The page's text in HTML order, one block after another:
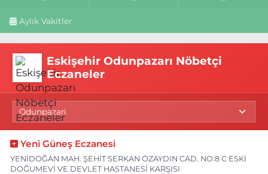
Aylık Vakitler
Eskişehir Odunpazarı Nöbetçi
Eczaneler
Yeni Güneş Eczanesi
YENİDOĞAN MAH. ŞEHİT SERKAN ÖZAYDIN CAD. NO:8 C ESKİ
DOĞUMEVİ VE DEVLET HASTANESİ KARŞISI